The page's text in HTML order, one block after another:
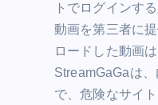
トでログインす
動画を第三者に
ロードした動画
StreamGaGaは
で、危険なサイ